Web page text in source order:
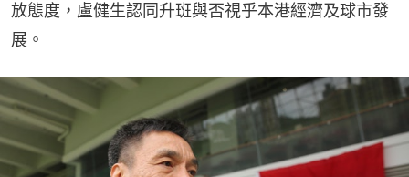
放態度，盧健生認同升班與否視乎本港經濟及球市發
展。